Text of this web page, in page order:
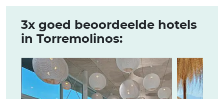
3x goed beoordeelde hotels
in Torremolinos: